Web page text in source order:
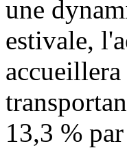
une
estivale,
13,3 %